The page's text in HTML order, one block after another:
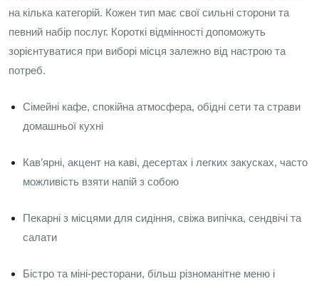
на кілька категорій. Кожен тип має свої сильні сторони та
певний набір послуг. Короткі відмінності допоможуть
зорієнтуватися при виборі місця залежно від настрою та
потреб.
Сімейні кафе, спокійна атмосфера, обідні сети та страви
домашньої кухні
Кав’ярні, акцент на каві, десертах і легких закусках, часто
можливість взяти напій з собою
Пекарні з місцями для сидіння, свіжа випічка, сендвічі та
салати
Бістро та міні-ресторани, більш різноманітне меню і